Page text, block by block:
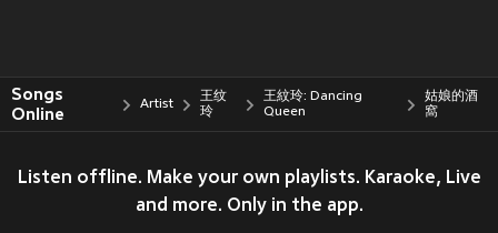
Songs
Online
Artist
王纹
玲
王紋玲: Dancing
Queen
姑娘的酒
窩
Listen offline. Make your own playlists. Karaoke, Live
and more. Only in the app.